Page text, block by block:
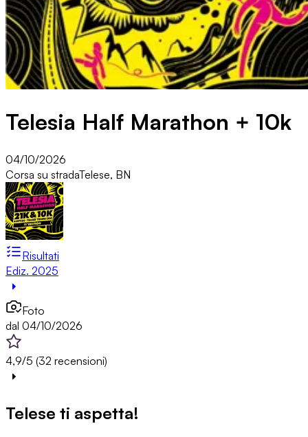
Telesia Half Marathon + 10k
04/10/2026
Corsa su stradaTelese, BN
Risultati
Ediz. 2025
Foto
dal 04/10/2026
4,9/5 (32 recensioni)
Telese ti aspetta!